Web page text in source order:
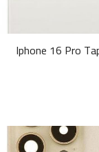
Iphone 16 Pro